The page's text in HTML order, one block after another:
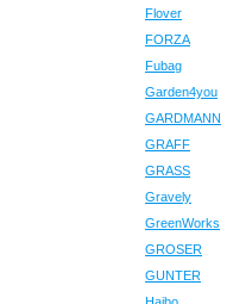
Flover
FORZA
Fubag
Garden4you
GARDMANN
GRAFF
GRASS
Gravely
GreenWorks
GROSER
GUNTER